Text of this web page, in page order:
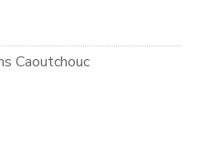
Caoutchouc